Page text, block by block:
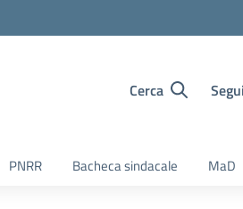
Cerca
PNRR Bacheca sindacale MaD